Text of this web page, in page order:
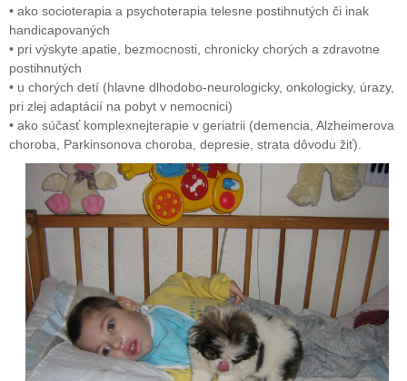
• ako socioterapia a psychoterapia telesne postihnutých či inak
handicapovaných
• pri výskyte apatie, bezmocnosti, chronicky chorých a zdravotne
postihnutých
• u chorých detí (hlavne dlhodobo-neurologicky, onkologicky, úrazy,
pri zlej adaptácií na pobyt v nemocnici)
• ako súčasť komplexnejterapie v geriatrii (demencia, Alzheimerova
choroba, Parkinsonova choroba, depresie, strata dôvodu žiť).